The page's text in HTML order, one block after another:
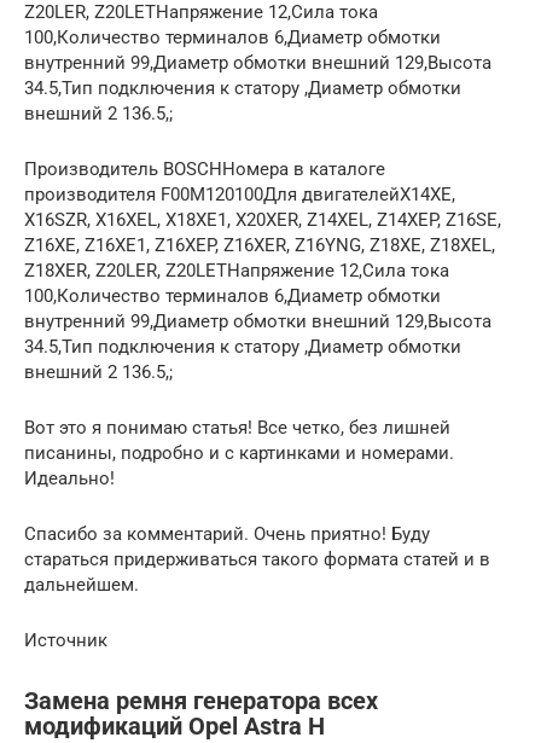
Z20LER, Z20LETНапряжение 12,Сила тока
100,Количество терминалов 6,Диаметр обмотки
внутренний 99,Диаметр обмотки внешний 129,Высота
34.5,Тип подключения к статору ,Диаметр обмотки
внешний 2 136.5,;
Производитель BOSCHНомера в каталоге
производителя F00M120100Для двигателейX14XE,
X16SZR, X16XEL, X18XE1, X20XER, Z14XEL, Z14XEP, Z16SE,
Z16XE, Z16XE1, Z16XEP, Z16XER, Z16YNG, Z18XE, Z18XEL,
Z18XER, Z20LER, Z20LETНапряжение 12,Сила тока
100,Количество терминалов 6,Диаметр обмотки
внутренний 99,Диаметр обмотки внешний 129,Высота
34.5,Тип подключения к статору ,Диаметр обмотки
внешний 2 136.5,;
Вот это я понимаю статья! Все четко, без лишней
писанины, подробно и с картинками и номерами.
Идеально!
Спасибо за комментарий. Очень приятно! Буду
стараться придерживаться такого формата статей и в
дальнейшем.
Источник
Замена ремня генератора всех
модификаций Opel Astra H